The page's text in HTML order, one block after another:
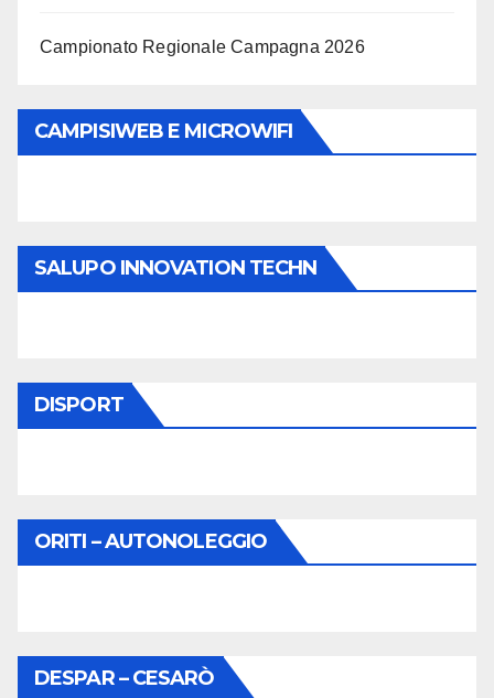
Campionato Regionale Campagna 2026
CAMPISIWEB E MICROWIFI
SALUPO INNOVATION TECHN
DISPORT
ORITI – AUTONOLEGGIO
DESPAR – CESARÒ